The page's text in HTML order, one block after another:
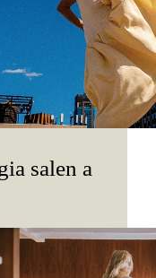
salen a